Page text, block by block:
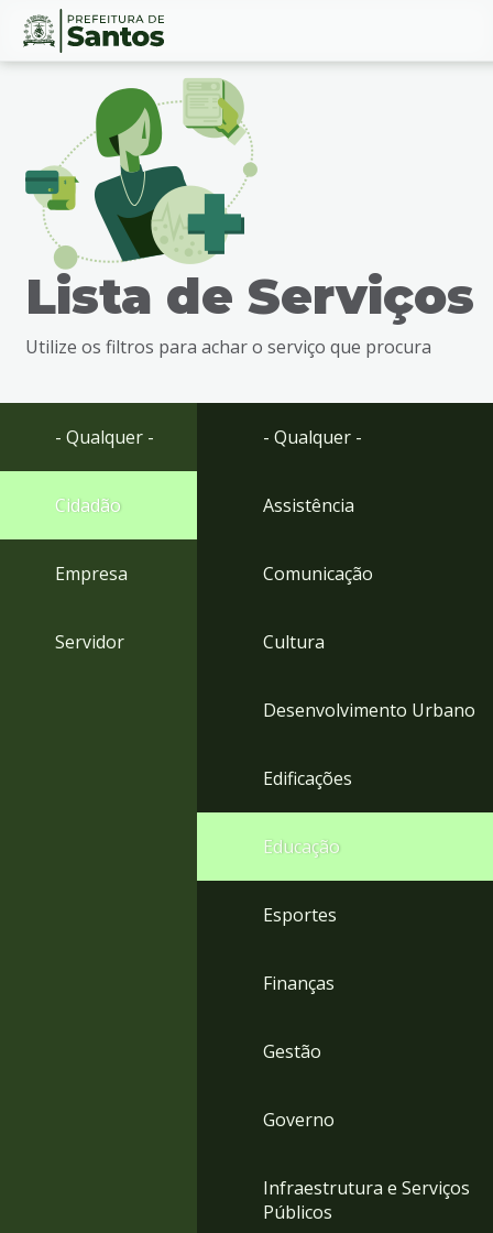
Ir
busca
Ir
rodapé
Conteúdo
Lista de Serviços
Utilize os filtros para achar o serviço que procura
- Qualquer -
Cidadão
Empresa
Servidor
- Qualquer -
Assistência
Comunicação
Cultura
Desenvolvimento Urbano
Edificações
Educação
Esportes
Finanças
Gestão
Governo
Infraestrutura e Serviços
Públicos